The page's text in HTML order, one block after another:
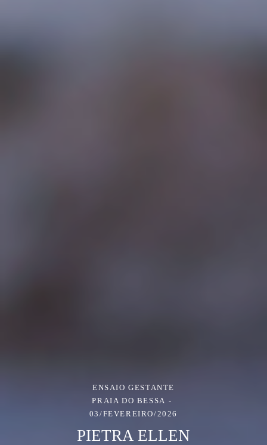
ENSAIO GESTANTE
PRAIA DO BESSA
03/FEVEREIRO/2026
PIETRA ELLEN